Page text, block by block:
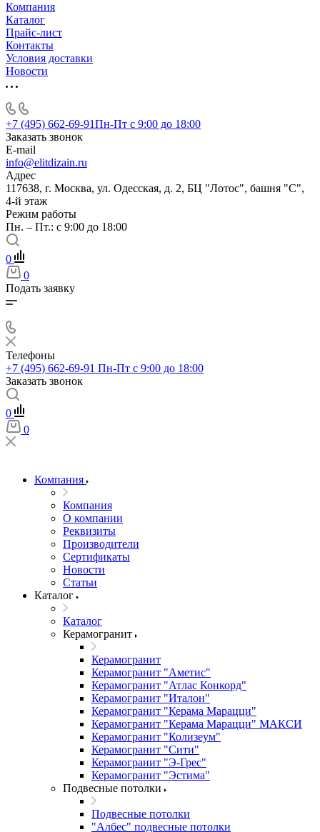
Компания
Каталог
Прайс-лист
Контакты
Условия доставки
Новости
+7 (495) 662-69-91Пн-Пт c 9:00 до 18:00
Заказать звонок
E-mail
info@elitdizain.ru
Адрес
117638, г. Москва, ул. Одесская, д. 2, БЦ "Лотос", башня "С",
4-й этаж
Режим работы
Пн. – Пт.: с 9:00 до 18:00
0
0
Подать заявку
Телефоны
+7 (495) 662-69-91 Пн-Пт c 9:00 до 18:00
Заказать звонок
0
0
Компания
Компания
О компании
Реквизиты
Производители
Сертификаты
Новости
Статьи
Каталог
Каталог
Керамогранит
Керамогранит
Керамогранит "Аметис"
Керамогранит "Атлас Конкорд"
Керамогранит "Италон"
Керамогранит "Керама Марацци"
Керамогранит "Керама Марацци" МАКСИ
Керамогранит "Колизеум"
Керамогранит "Сити"
Керамогранит "Э-Грес"
Керамогранит "Эстима"
Подвесные потолки
Подвесные потолки
"Албес" подвесные потолки